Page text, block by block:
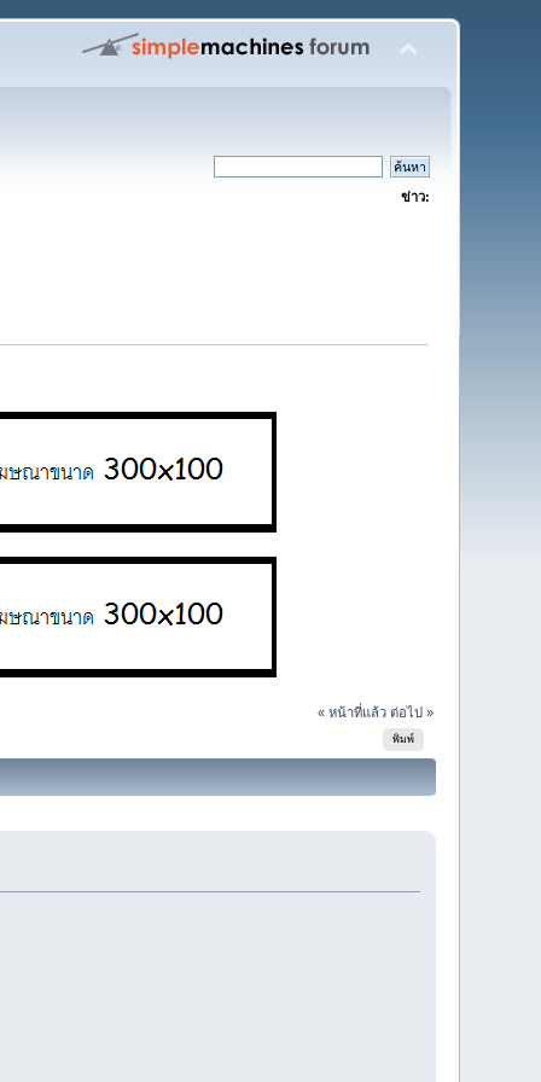
ข่าว:
« หน้าที่แล้ว ต่อไป »
พิมพ์